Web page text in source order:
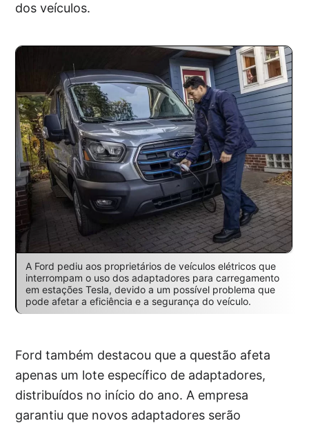
dos veículos.
A Ford pediu aos proprietários de veículos elétricos que
interrompam o uso dos adaptadores para carregamento
em estações Tesla, devido a um possível problema que
pode afetar a eficiência e a segurança do veículo.
Ford também destacou que a questão afeta
apenas um lote específico de adaptadores,
distribuídos no início do ano. A empresa
garantiu que novos adaptadores serão